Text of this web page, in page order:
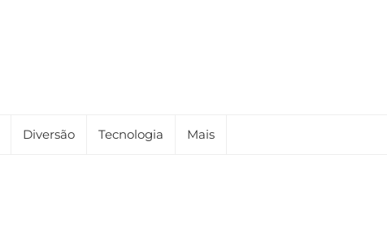
Diversão Tecnologia Mais